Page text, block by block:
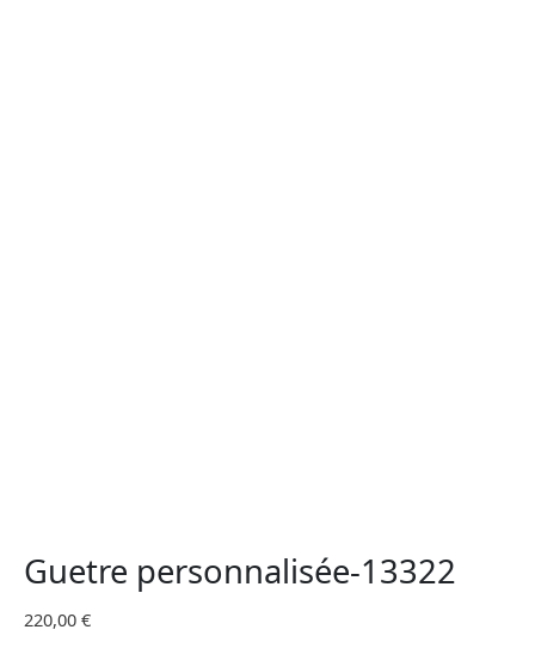
Guetre personnalisée-13322
220,00 €